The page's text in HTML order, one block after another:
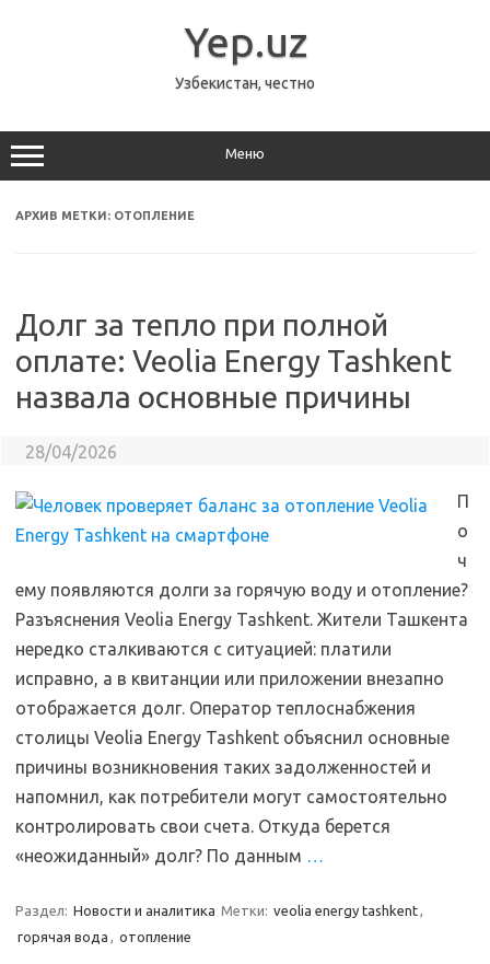
Yep.uz
Узбекистан, честно
Меню
АРХИВ МЕТКИ: ОТОПЛЕНИЕ
Долг за тепло при полной
оплате: Veolia Energy Tashkent
назвала основные причины
28/04/2026
П
о
ч
ему появляются долги за горячую воду и отопление?
Разъяснения Veolia Energy Tashkent. Жители Ташкента
нередко сталкиваются с ситуацией: платили
исправно, а в квитанции или приложении внезапно
отображается долг. Оператор теплоснабжения
столицы Veolia Energy Tashkent объяснил основные
причины возникновения таких задолженностей и
напомнил, как потребители могут самостоятельно
контролировать свои счета. Откуда берется
«неожиданный» долг? По данным …
Раздел: Новости и аналитика Метки: veolia energy tashkent,
горячая вода , отопление